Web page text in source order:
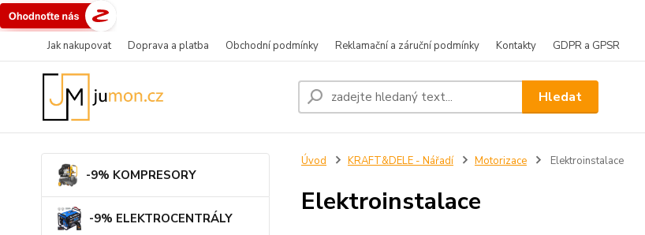
Jak nakupovat Doprava a platba Obchodní podmínky Reklamační a záruční podmínky Kontakty GDPR a GPSR
Hledat
-9% KOMPRESORY
-9% ELEKTROCENTRÁLY
Úvod KRAFT&DELE - Nářadí Motorizace Elektroinstalace
Elektroinstalace